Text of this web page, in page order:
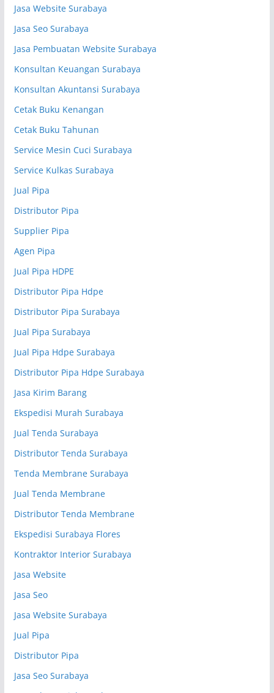
Jasa Website Surabaya
Jasa Seo Surabaya
Jasa Pembuatan Website Surabaya
Konsultan Keuangan Surabaya
Konsultan Akuntansi Surabaya
Cetak Buku Kenangan
Cetak Buku Tahunan
Service Mesin Cuci Surabaya
Service Kulkas Surabaya
Jual Pipa
Distributor Pipa
Supplier Pipa
Agen Pipa
Jual Pipa HDPE
Distributor Pipa Hdpe
Distributor Pipa Surabaya
Jual Pipa Surabaya
Jual Pipa Hdpe Surabaya
Distributor Pipa Hdpe Surabaya
Jasa Kirim Barang
Ekspedisi Murah Surabaya
Jual Tenda Surabaya
Distributor Tenda Surabaya
Tenda Membrane Surabaya
Jual Tenda Membrane
Distributor Tenda Membrane
Ekspedisi Surabaya Flores
Kontraktor Interior Surabaya
Jasa Website
Jasa Seo
Jasa Website Surabaya
Jual Pipa
Distributor Pipa
Jasa Seo Surabaya